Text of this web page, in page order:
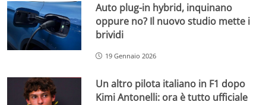
Auto plug-in hybrid, inquinano
oppure no? Il nuovo studio mette i
brividi
19 Gennaio 2026
Un altro pilota italiano in F1 dopo
Kimi Antonelli: ora è tutto ufficiale